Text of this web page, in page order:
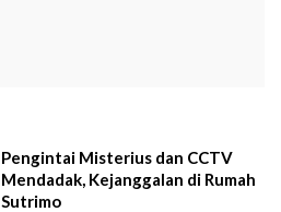
Pengintai Misterius dan CCTV
Mendadak, Kejanggalan di Rumah
Sutrimo